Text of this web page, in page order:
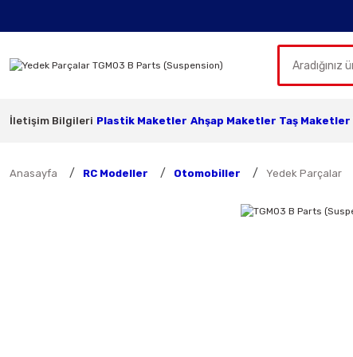
İletişim Bilgileri Plastik Maketler Ahşap Maketler Taş Maketler
Anasayfa RC Modeller Otomobiller Yedek Parçalar